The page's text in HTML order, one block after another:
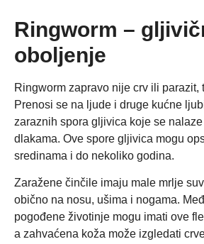
Ringworm –
oboljenje
Ringworm zapravo nije crv ili parazit,
Prenosi se na ljude i druge kućne
zaraznih spora gljivica koje se
dlakama. Ove spore gljivica mogu
sredinama i do nekoliko godina.
Zaražene činčile imaju male mrlje
obično na nosu, ušima i nogama.
pogođene životinje mogu imati ove
a zahvaćena koža može izgledati